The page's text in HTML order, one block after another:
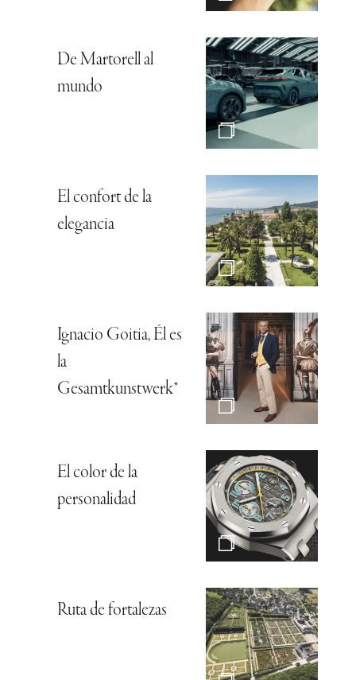
De Martorell al
mundo
El confort de la
elegancia
Ignacio Goitia, Él es
la
Gesamtkunstwerk*
El color de la
personalidad
Ruta de fortalezas